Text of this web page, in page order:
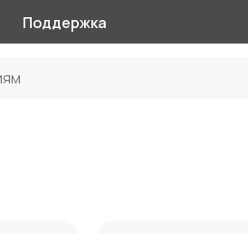
Поддержка